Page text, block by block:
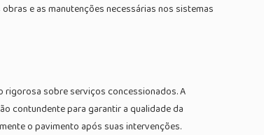
e as manutenções necessárias nos sistemas
rigorosa sobre serviços concessionados. A
contundente para garantir a qualidade da
o pavimento após suas intervenções.